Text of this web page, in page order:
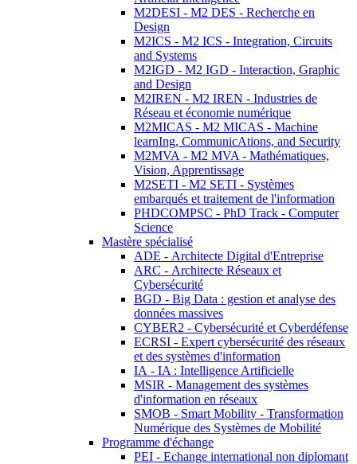
M2DESI - M2 DES - Recherche en
Design
M2ICS - M2 ICS - Integration, Circuits
and Systems
M2IGD - M2 IGD - Interaction, Graphic
and Design
M2IREN - M2 IREN - Industries de
Réseau et économie numérique
M2MICAS - M2 MICAS - Machine
learnIng, CommunicAtions, and Security
M2MVA - M2 MVA - Mathématiques,
Vision, Apprentissage
M2SETI - M2 SETI - Systèmes
embarqués et traitement de l'information
PHDCOMPSC - PhD Track - Computer
Science
Mastère spécialisé
ADE - Architecte Digital d'Entreprise
ARC - Architecte Réseaux et
Cybersécurité
BGD - Big Data : gestion et analyse des
données massives
CYBER2 - Cybersécurité et Cyberdéfense
ECRSI - Expert cybersécurité des réseaux
et des systèmes d'information
IA - IA : Intelligence Artificielle
MSIR - Management des systèmes
d'information en réseaux
SMOB - Smart Mobility - Transformation
Numérique des Systèmes de Mobilité
Programme d'échange
PEI - Echange international non diplomant